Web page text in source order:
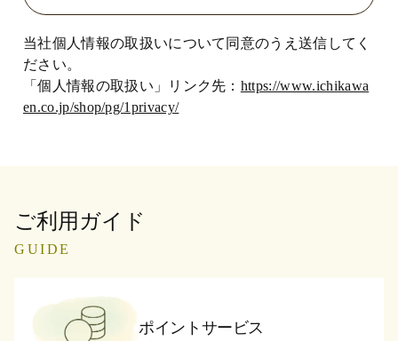
当社個人情報の取扱いについて同意のうえ送信してく
ださい。
「個人情報の取扱い」リンク先： https://www.ichikawa
en.co.jp/shop/pg/1privacy/
ご利用ガイド
GUIDE
ポイントサービス